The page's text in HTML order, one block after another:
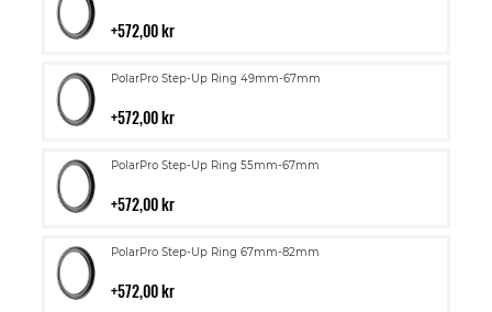
572,00 kr
i
PolarPro Step-Up Ring 49mm-67mm
572,00 kr
Lägg
i
PolarPro Step-Up Ring 55mm-67mm
572,00 kr
Lägg
i
PolarPro Step-Up Ring 67mm-82mm
572,00 kr
Lägg
i